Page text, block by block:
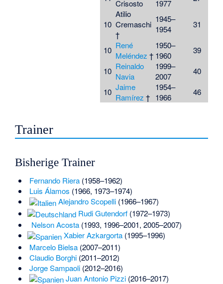
Crisosto 1977
10
Atilio
Cremaschi
†
1945–
1954
31
10 René
Meléndez †
1950–
1960
39
10 Reinaldo
Navia
1999–
2007
40
10 Jaime
Ramírez †
1954–
1966
46
Trainer
Bisherige Trainer
Fernando Riera(1958–1962)
Luis Álamos (1966, 1973–1974)
Alejandro Scopelli(1966–1967)
Rudi Gutendorf(1972–1973)
Nelson Acosta(1993, 1996–2001, 2005–2007)
Xabier Azkargorta(1995–1996)
Marcelo Bielsa(2007–2011)
Claudio Borghi(2011–2012)
Jorge Sampaoli(2012–2016)
Juan Antonio Pizzi(2016–2017)